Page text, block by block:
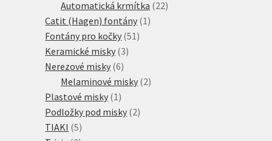
produktů
Automatická krmítka 2222
Catit (Hagen) fontány 1 1
Fontány pro kočky 51 51
Keramické misky 33
Nerezové misky 66
produktů
Melaminové misky 22
Plastové misky 1 1
produkt
Podložky pod misky 22
TIAKI 55